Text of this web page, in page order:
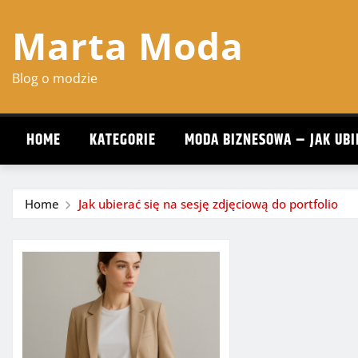
content
Marta Moda
Blog o modzie
HOME KATEGORIE MODA BIZNESOWA – JAK
Home Jak ubierać się na sesję zdjęciową do portfolio